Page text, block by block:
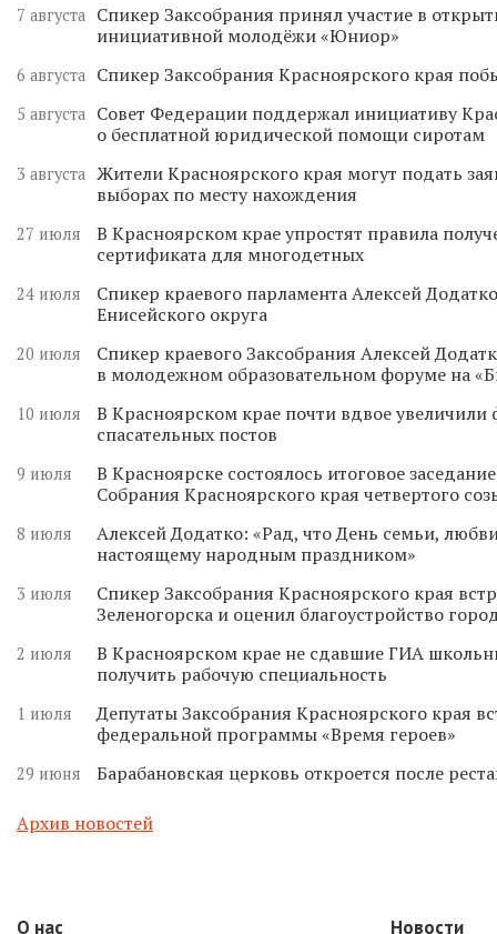
7 августа
Спикер Заксобрания принял участие в
инициативной молодёжи «Юниор»
6 августа Спикер Заксобрания Красноярского края
5 августа
Совет Федерации поддержал инициативу
о бесплатной юридической помощи сиротам
3 августа Жители Красноярского края могут подать
выборах по месту нахождения
27 июля
В Красноярском крае упростят правила
сертификата для многодетных
24 июля
Спикер краевого парламента Алексей
Енисейского округа
20 июля
Спикер краевого Заксобрания Алексей
в молодежном образовательном форуме на
10 июля
В Красноярском крае почти вдвое
спасательных постов
9 июля
В Красноярске состоялось итоговое
Собрания Красноярского края четвертого
8 июля
Алексей Додатко: «Рад, что День семьи,
настоящему народным праздником»
3 июля
Спикер Заксобрания Красноярского края
Зеленогорска и оценил благоустройство
2 июля
В Красноярском крае не сдавшие ГИА
получить рабочую специальность
1 июля
Депутаты Заксобрания Красноярского края
федеральной программы «Время героев»
29 июня Барабановская церковь откроется после
Архив новостей
О нас
Новости